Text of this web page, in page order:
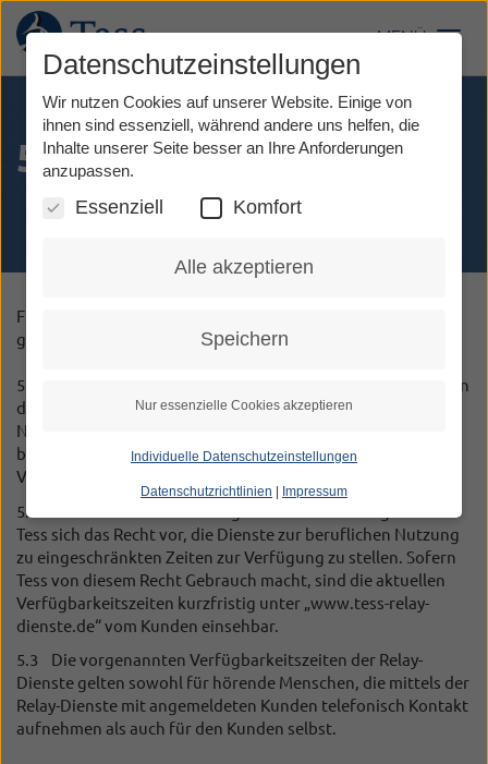
Direkt
zum
Inhalt
MENÜ
5. Verfügbarkeitszeiten
Für die Bereitstellung der Relay-Dienste
gilt Folgendes:
5.1 Die Relay-Dienste stehen zur privaten Nutzung täglich in
der Zeit von 0.00 Uhr bis 24.00 Uhr und zur beruflichen
Nutzung montags bis donnerstags in der Zeit von 8.00 Uhr
bis 18.00 Uhr sowie freitags von 08.00 – 17.00 Uhr zur
Verfügung.
5.2 An bundeseinheitlichen gesetzlichen Feiertagen behält
Tess sich das Recht vor, die Dienste zur beruflichen Nutzung
zu eingeschränkten Zeiten zur Verfügung zu stellen. Sofern
Tess von diesem Recht Gebrauch macht, sind die aktuellen
Verfügbarkeitszeiten kurzfristig unter „www.tess-relay-
dienste.de“ vom Kunden einsehbar.
5.3 Die vorgenannten Verfügbarkeitszeiten der Relay-
Dienste gelten sowohl für hörende Menschen, die mittels der
Relay-Dienste mit angemeldeten Kunden telefonisch Kontakt
aufnehmen als auch für den Kunden selbst.
Datenschutzeinstellungen
Wir nutzen Cookies auf unserer Website. Einige von
ihnen sind essenziell, während andere uns helfen, die
Inhalte unserer Seite besser an Ihre Anforderungen
anzupassen.
Essenziell Komfort
Alle akzeptieren
Speichern
Nur essenzielle Cookies akzeptieren
Individuelle Datenschutzeinstellungen
Datenschutzrichtlinien | Impressum